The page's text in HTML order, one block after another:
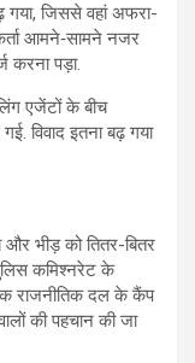
गया, जिससे वहां अफरा-
आमने‑सामने नजर
करना पड़ा.
एजेंटों के बीच
विवाद इतना बढ़ गया
और भीड़ को तितर-बितर
कमिश्नरेट के
राजनीतिक दल के कैंप
की पहचान की जा